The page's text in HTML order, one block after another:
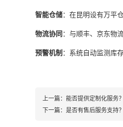
智能仓储：在昆明设有万平
物流协同：与顺丰、京东物
预警机制：系统自动监测库
上一篇： 能否提供定制化服务？
下一篇： 是否有售后服务支持？